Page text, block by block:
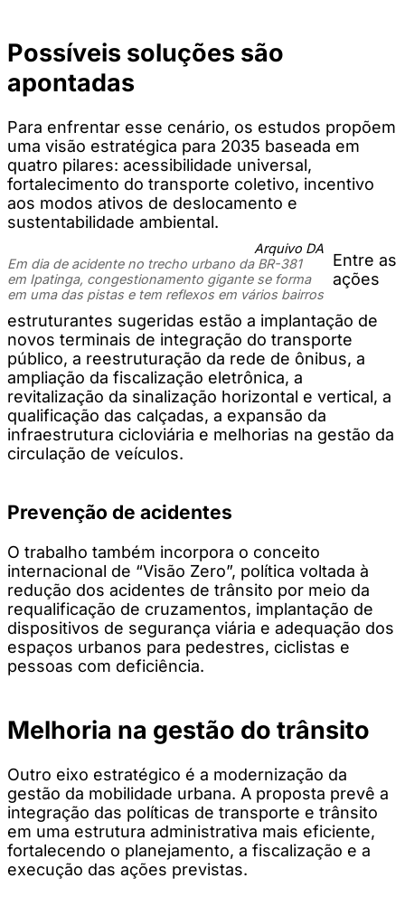
Possíveis soluções são
apontadas
Para enfrentar esse cenário, os estudos propõem
uma visão estratégica para 2035 baseada em
quatro pilares: acessibilidade universal,
fortalecimento do transporte coletivo, incentivo
aos modos ativos de deslocamento e
sustentabilidade ambiental.
Arquivo DA
Em dia de acidente no trecho urbano da BR-381
em Ipatinga, congestionamento gigante se forma
em uma das pistas e tem reflexos em vários bairros
Entre as
ações
estruturantes sugeridas estão a implantação de
novos terminais de integração do transporte
público, a reestruturação da rede de ônibus, a
ampliação da fiscalização eletrônica, a
revitalização da sinalização horizontal e vertical, a
qualificação das calçadas, a expansão da
infraestrutura cicloviária e melhorias na gestão da
circulação de veículos.
Prevenção de acidentes
O trabalho também incorpora o conceito
internacional de “Visão Zero”, política voltada à
redução dos acidentes de trânsito por meio da
requalificação de cruzamentos, implantação de
dispositivos de segurança viária e adequação dos
espaços urbanos para pedestres, ciclistas e
pessoas com deficiência.
Melhoria na gestão do trânsito
Outro eixo estratégico é a modernização da
gestão da mobilidade urbana. A proposta prevê a
integração das políticas de transporte e trânsito
em uma estrutura administrativa mais eficiente,
fortalecendo o planejamento, a fiscalização e a
execução das ações previstas.